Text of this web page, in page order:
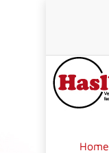
Home